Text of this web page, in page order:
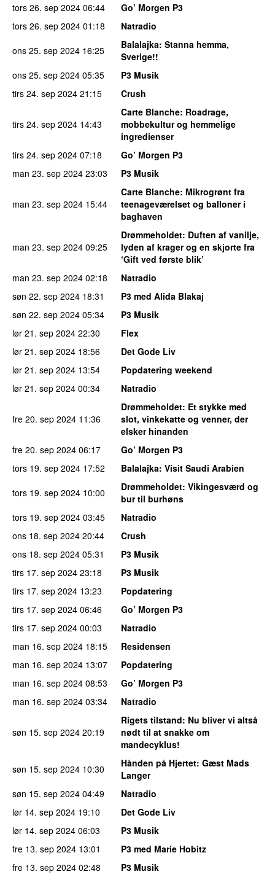
tors 26. sep 2024 06:44
Go’ Morgen P3
tors 26. sep 2024 01:18
Natradio
ons 25. sep 2024 16:25 Balalajka: Stanna hemma,
Sverige!!
ons 25. sep 2024 05:35
P3 Musik
tirs 24. sep 2024 21:15 Crush
tirs 24. sep 2024 14:43
Carte Blanche: Roadrage,
mobbekultur og hemmelige
ingredienser
tirs 24. sep 2024 07:18
Go’ Morgen P3
man 23. sep 2024 23:03 P3 Musik
man 23. sep 2024 15:44
Carte Blanche: Mikrogrønt fra
teenageværelset og balloner i
baghaven
man 23. sep 2024 09:25
Drømmeholdet: Duften af vanilje,
lyden af krager og en skjorte fra
‘Gift ved første blik’
man 23. sep 2024 02:18
Natradio
søn 22. sep 2024 18:31
P3 med Alida Blakaj
søn 22. sep 2024 05:34
P3 Musik
lør 21. sep 2024 22:30
Flex
lør 21. sep 2024 18:56
Det Gode Liv
lør 21. sep 2024 13:54
Popdatering weekend
lør 21. sep 2024 00:34 Natradio
fre 20. sep 2024 11:36
Drømmeholdet: Et stykke med
slot, vinkekatte og venner, der
elsker hinanden
fre 20. sep 2024 06:17
Go’ Morgen P3
tors 19. sep 2024 17:52 Balalajka: Visit Saudi Arabien
tors 19. sep 2024 10:00 Drømmeholdet: Vikingesværd og
bur til burhøns
tors 19. sep 2024 03:45
Natradio
ons 18. sep 2024 20:44
Crush
ons 18. sep 2024 05:31
P3 Musik
tirs 17. sep 2024 23:18
P3 Musik
tirs 17. sep 2024 13:23
Popdatering
tirs 17. sep 2024 06:46
Go’ Morgen P3
tirs 17. sep 2024 00:03
Natradio
man 16. sep 2024 18:15
Residensen
man 16. sep 2024 13:07
Popdatering
man 16. sep 2024 08:53
Go’ Morgen P3
man 16. sep 2024 03:34 Natradio
søn 15. sep 2024 20:19
Rigets tilstand: Nu bliver vi altså
nødt til at snakke om
mandecyklus!
søn 15. sep 2024 10:30 Hånden på Hjertet: Gæst Mads
Langer
søn 15. sep 2024 04:49
Natradio
lør 14. sep 2024 19:10
Det Gode Liv
lør 14. sep 2024 06:03
P3 Musik
fre 13. sep 2024 13:01
P3 med Marie Hobitz
fre 13. sep 2024 02:48
P3 Musik